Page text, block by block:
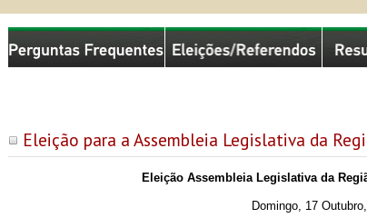
Eleição para a Assembleia Legislativa da
Eleição Assembleia Legislativa da
Domingo, 17
Comissão Nacional de Eleições